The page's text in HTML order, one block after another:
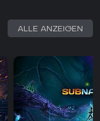
ALLE ANZEIGEN